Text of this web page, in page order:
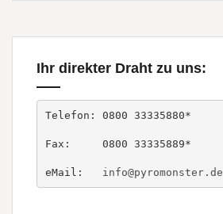
Ihr direkter Draht zu uns:
Telefon: 0800 33335880*
Fax:     0800 33335889*
eMail: info@pyromonster.de